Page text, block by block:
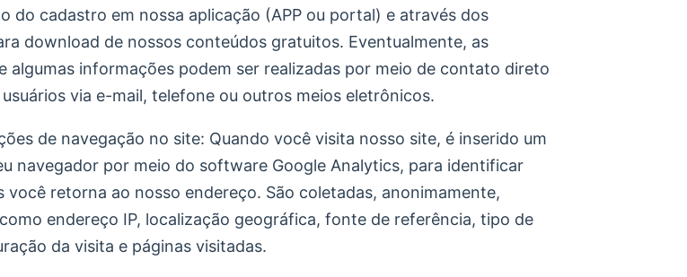
do cadastro em nossa aplicação (APP ou portal) e através dos
download de nossos conteúdos gratuitos. Eventualmente, as
algumas informações podem ser realizadas por meio de contato direto
via e-mail, telefone ou outros meios eletrônicos.
de navegação no site: Quando você visita nosso site, é inserido um
navegador por meio do software Google Analytics, para identificar
você retorna ao nosso endereço. São coletadas, anonimamente,
endereço IP, localização geográfica, fonte de referência, tipo de
da visita e páginas visitadas.